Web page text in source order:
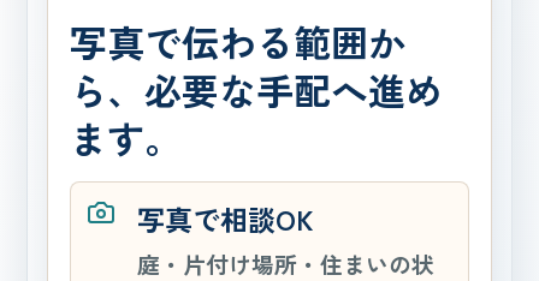
写真で伝わる範囲か
ら、必要な手配へ進め
ます。
写真で相談OK
庭・片付け場所・住まいの状